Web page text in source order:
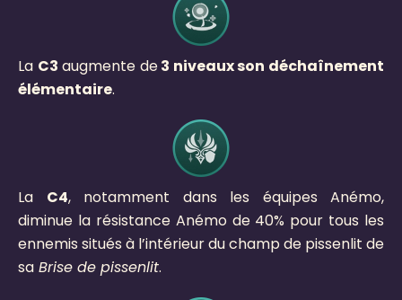
La C3 augmente de3 niveaux son déchaînement
élémentaire.
La C4, notamment dans les équipes Anémo,
diminue la résistance Anémo de 40% pour tous les
ennemis situés à l’intérieur du champ de pissenlit de
sa Brise de pissenlit.